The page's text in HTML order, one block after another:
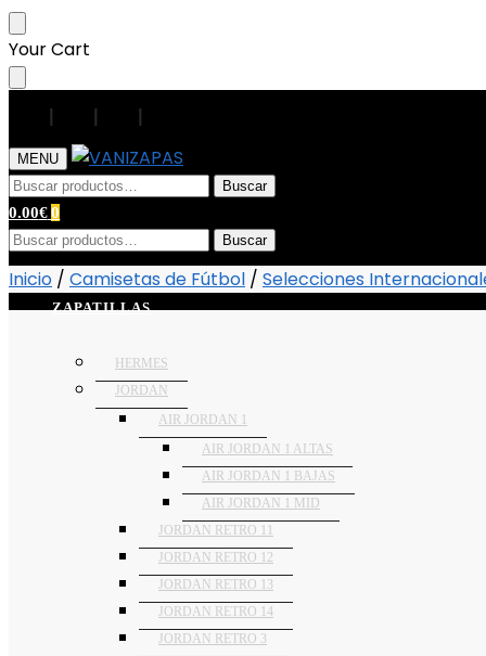
Your Cart
| | |
MENU
Buscar
0.00€ 0
Buscar
ZAPATILLAS
HERMES
JORDAN
AIR JORDAN 1
AIR JORDAN 1 ALTAS
AIR JORDAN 1 BAJAS
AIR JORDAN 1 MID
JORDAN RETRO 11
JORDAN RETRO 12
JORDAN RETRO 13
JORDAN RETRO 14
JORDAN RETRO 3
Inicio / Camisetas de Fútbol / Selecciones